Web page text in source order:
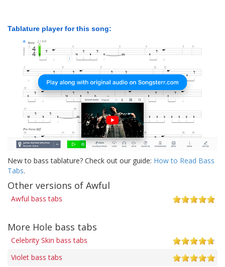
Tablature player for this song:
New to bass tablature? Check out our guide: How to Read Bass
Tabs.
Other versions of Awful
Awful bass tabs
More Hole bass tabs
Celebrity Skin bass tabs
Violet bass tabs